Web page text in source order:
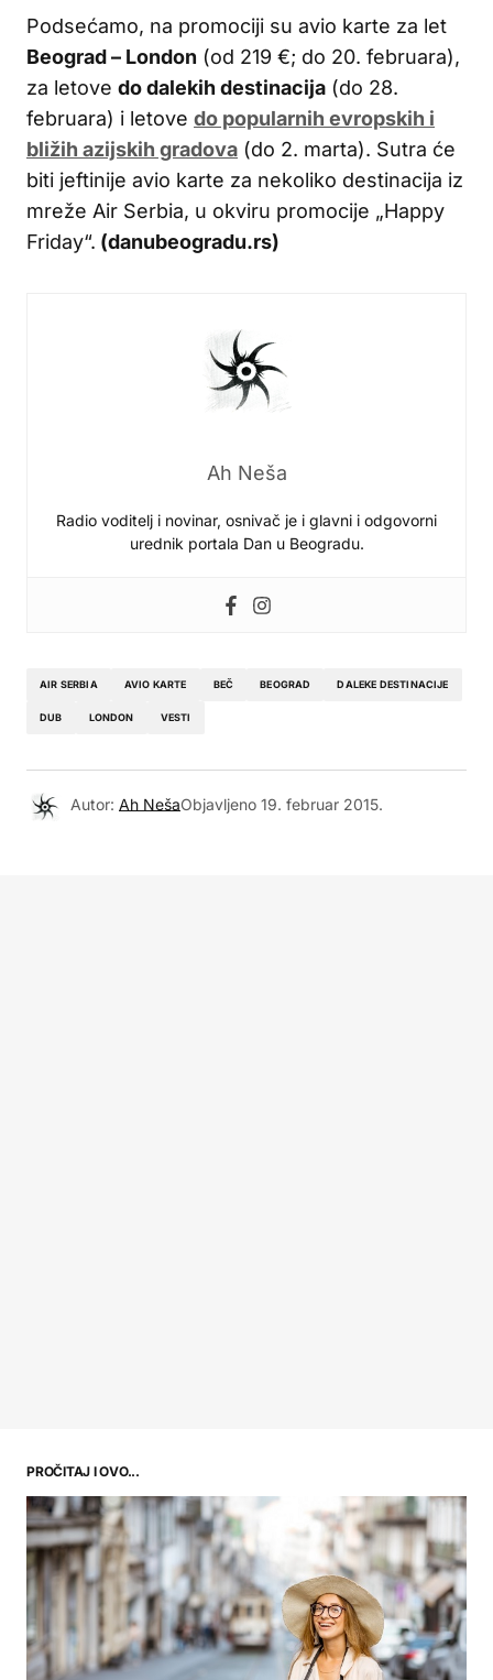
Podsećamo, na promociji su avio karte za let
Beograd – London (od 219 €; do 20. februara),
za letove do dalekih destinacija (do 28.
februara) i letove do popularnih evropskih i
bližih azijskih gradova (do 2. marta). Sutra će
biti jeftinije avio karte za nekoliko destinacija iz
mreže Air Serbia, u okviru promocije „Happy
Friday“. (danubeogradu.rs)
Ah Neša
Radio voditelj i novinar, osnivač je i glavni i odgovorni
urednik portala Dan u Beogradu.
AIR SERBIA AVIO KARTE BEČ BEOGRAD DALEKE DESTINACIJE
DUB LONDON VESTI
Autor: Ah NešaObjavljeno 19. februar 2015.
PROČITAJ I OVO...